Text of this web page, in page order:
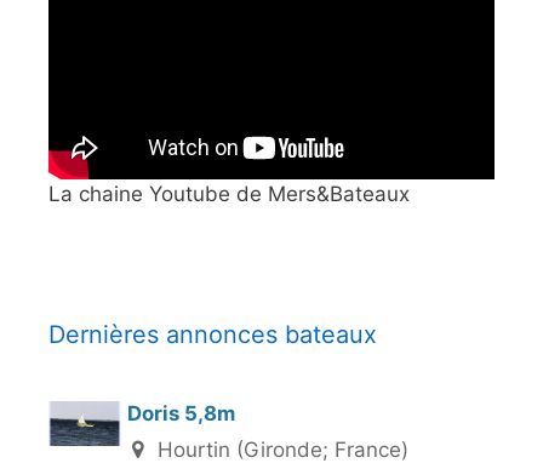
La chaine Youtube de Mers&Bateaux
Dernières annonces bateaux
Doris 5,8m
Hourtin (Gironde; France)